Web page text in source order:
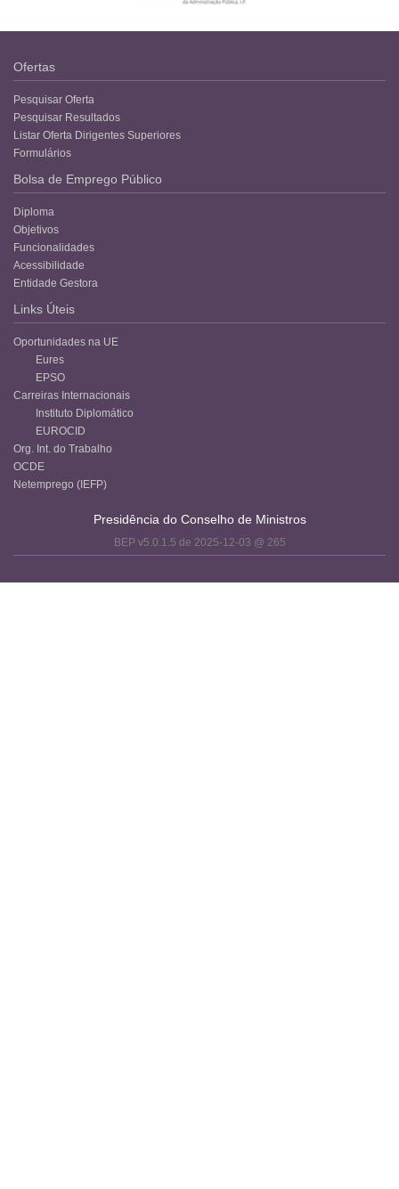
Ofertas
Pesquisar Oferta
Pesquisar Resultados
Listar Oferta Dirigentes Superiores
Formulários
Bolsa de Emprego Público
Diploma
Objetivos
Funcionalidades
Acessibilidade
Entidade Gestora
Links Úteis
Oportunidades na UE
Eures
EPSO
Carreiras Internacionais
Instituto Diplomático
EUROCID
Org. Int. do Trabalho
OCDE
Netemprego (IEFP)
Presidência do Conselho de Ministros
BEP v5.0.1.5 de 2025-12-03 @ 265